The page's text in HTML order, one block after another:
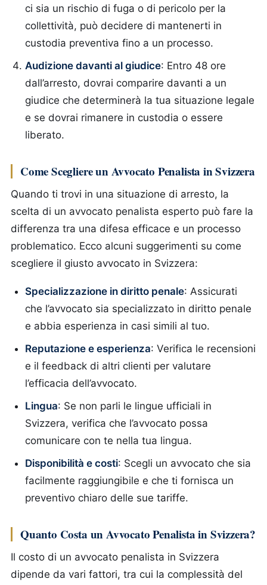
ci sia un rischio di fuga o di pericolo per la
collettività, può decidere di mantenerti in
custodia preventiva fino a un processo.
Audizione davanti al giudice: Entro 48 ore
dall’arresto, dovrai comparire davanti a un
giudice che determinerà la tua situazione legale
e se dovrai rimanere in custodia o essere
liberato.
Come Scegliere un Avvocato Penalista in Svizzera
Quando ti trovi in una situazione di arresto, la
scelta di un avvocato penalista esperto può fare la
differenza tra una difesa efficace e un processo
problematico. Ecco alcuni suggerimenti su come
scegliere il giusto avvocato in Svizzera:
Specializzazione in diritto penale: Assicurati
che l’avvocato sia specializzato in diritto penale
e abbia esperienza in casi simili al tuo.
Reputazione e esperienza: Verifica le recensioni
e il feedback di altri clienti per valutare
l’efficacia dell’avvocato.
Lingua: Se non parli le lingue ufficiali in
Svizzera, verifica che l’avvocato possa
comunicare con te nella tua lingua.
Disponibilità e costi: Scegli un avvocato che sia
facilmente raggiungibile e che ti fornisca un
preventivo chiaro delle sue tariffe.
Quanto Costa un Avvocato Penalista in Svizzera?
Il costo di un avvocato penalista in Svizzera
dipende da vari fattori, tra cui la complessità del